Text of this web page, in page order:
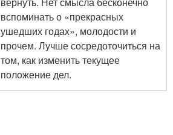
вспоминать о «прекрасных
ушедших годах», молодости и
прочем. Лучше сосредоточиться на
том, как изменить текущее
положение дел.